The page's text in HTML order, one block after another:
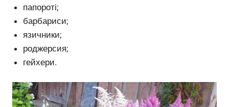
папороті;
барбариси;
язичники;
роджерсия;
гейхери.